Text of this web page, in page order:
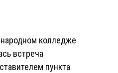
колледже
встреча
пункта